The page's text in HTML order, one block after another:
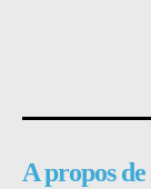
A propos de